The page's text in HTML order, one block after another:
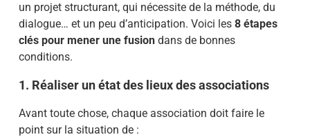
un projet structurant, qui nécessite de la méthode, du
dialogue… et un peu d’anticipation. Voici les 8 étapes
clés pour mener une fusiondans de bonnes
conditions.
1. Réaliser un état des lieux des associations
Avant toute chose, chaque association doit faire le
point sur la situation de :